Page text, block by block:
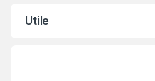
Utile